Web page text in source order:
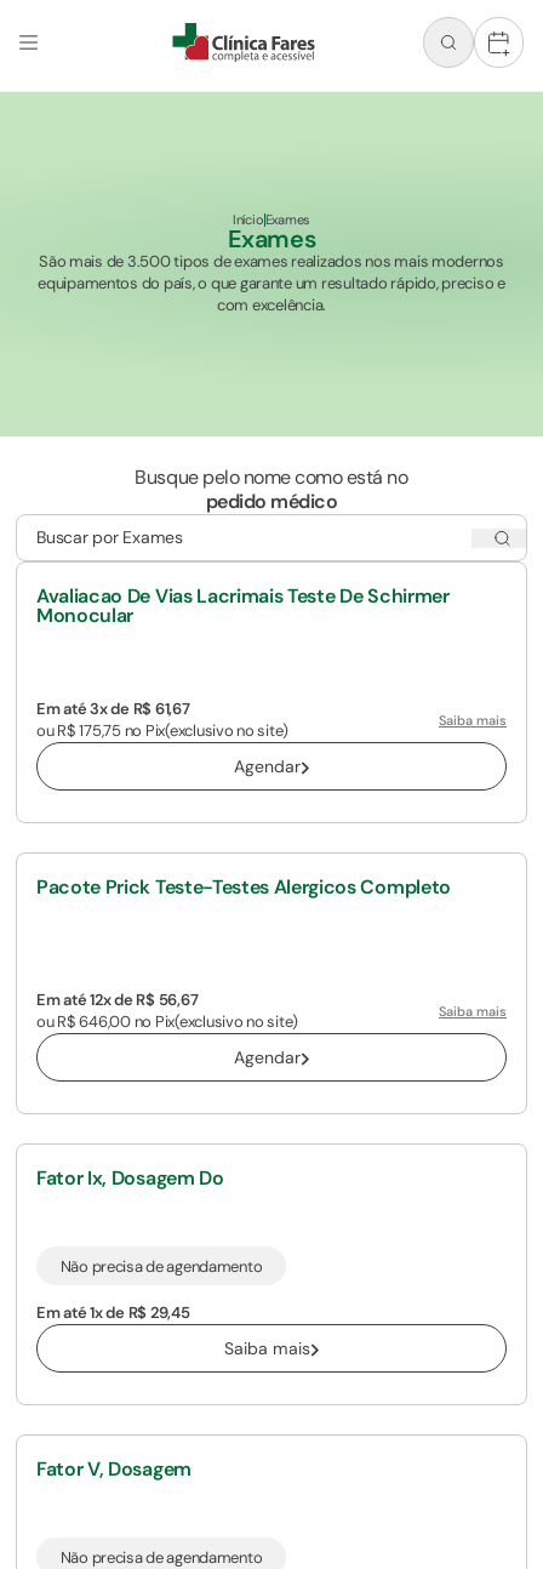
+
Início Exames
Exames
São mais de 3.500 tipos de exames realizados nos mais modernos
equipamentos do país, o que garante um resultado rápido, preciso e
com excelência.
Busque pelo nome como está no
pedido médico
Avaliacao De Vias Lacrimais Teste De Schirmer
Monocular
Em até 3x de R$ 61,67
ou R$ 175,75 no Pix(exclusivo no site) Saiba mais
Agendar
Pacote Prick Teste-Testes Alergicos Completo
Em até 12x de R$ 56,67
ou R$ 646,00 no Pix(exclusivo no site) Saiba mais
Agendar
Fator Ix, Dosagem Do
Não precisa de agendamento
Em até 1x de R$ 29,45
Saiba mais
Fator V, Dosagem
Não precisa de agendamento